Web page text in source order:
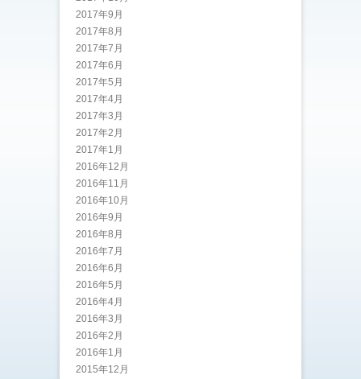
2017年9月
2017年8月
2017年7月
2017年6月
2017年5月
2017年4月
2017年3月
2017年2月
2017年1月
2016年12月
2016年11月
2016年10月
2016年9月
2016年8月
2016年7月
2016年6月
2016年5月
2016年4月
2016年3月
2016年2月
2016年1月
2015年12月